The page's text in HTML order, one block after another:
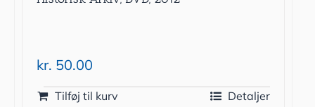
kr. 50.00
Tilføj til kurv Detaljer